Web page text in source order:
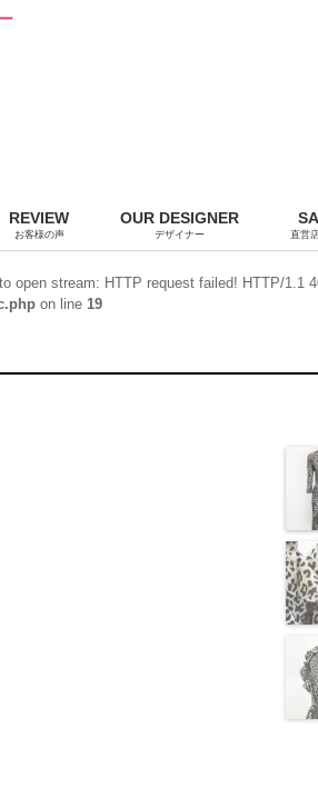
REVIEW
お客様の声
OUR DESIGNER
デザイナー 直営
open stream: HTTP request failed! HTTP/1.1
on line 19